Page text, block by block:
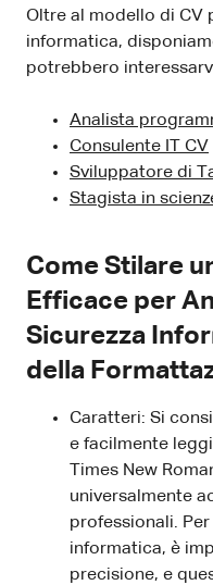
Oltre al modello di CV
informatica,
potrebbero
Analista
Consulente IT CV
Sviluppatore di
Stagista in
Come Stilare
Efficace per
Sicurezza
della
Caratteri: Si
e facilmente
Times New
universalmente
professionali.
informatica, è
precisione, e